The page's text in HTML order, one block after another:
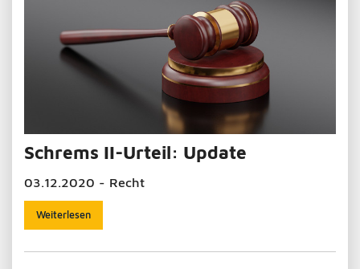
Schrems II-Urteil: Update
03.12.2020 - Recht
Weiterlesen